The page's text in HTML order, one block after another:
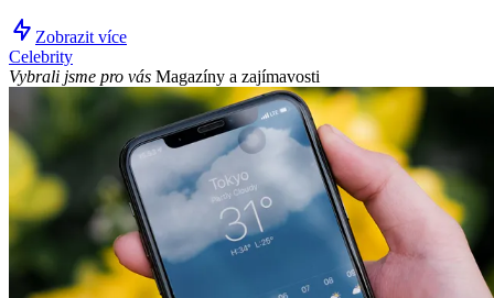
Zobrazit více
Celebrity
Vybrali jsme pro vás Magazíny a zajímavosti